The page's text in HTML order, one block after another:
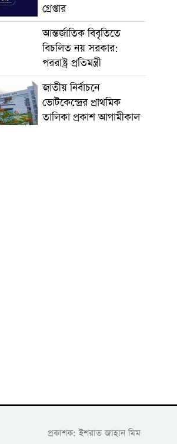
গ্রেপ্তার
আন্তর্জাতিক বিবৃতিতে
বিচলিত নয় সরকার:
পররাষ্ট্র প্রতিমন্ত্রী
জাতীয় নির্বাচনে
ভোটকেন্দ্রের প্রাথমিক
তালিকা প্রকাশ আগামীকাল
প্রকাশক: ইশরাত জাহান মিম